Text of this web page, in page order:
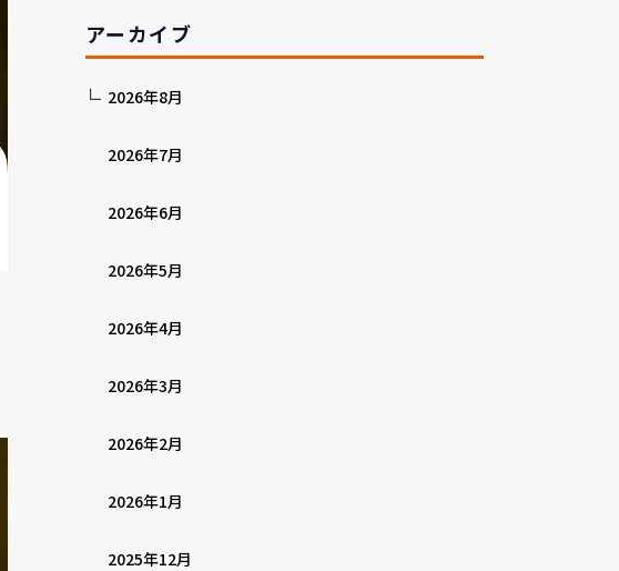
アーカイブ
2026年8月
2026年7月
2026年6月
2026年5月
2026年4月
2026年3月
2026年2月
2026年1月
2025年12月